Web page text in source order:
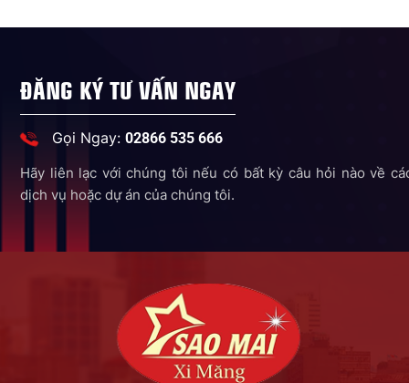
ĐĂNG KÝ TƯ VẤN NGAY
Gọi Ngay: 02866 535 666
Hãy liên lạc với chúng tôi nếu có bất kỳ câu hỏi nào về
dịch vụ hoặc dự án của chúng tôi.